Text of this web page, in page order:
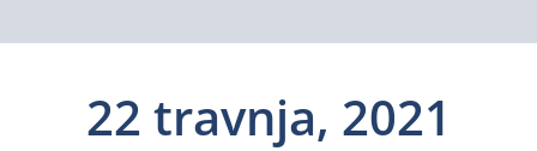
22 travnja, 2021